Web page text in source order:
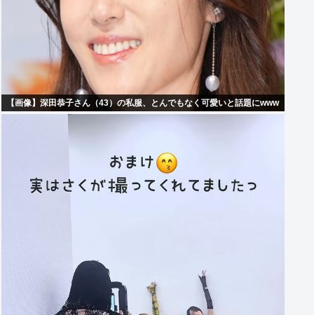
【画像】深田恭子さん（43）の私服、とんでもなく可愛いと話題にwww